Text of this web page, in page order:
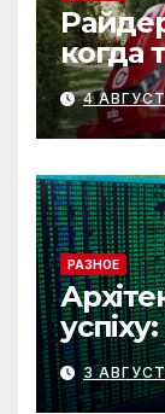
когда
4
РАЗНОЕ
3